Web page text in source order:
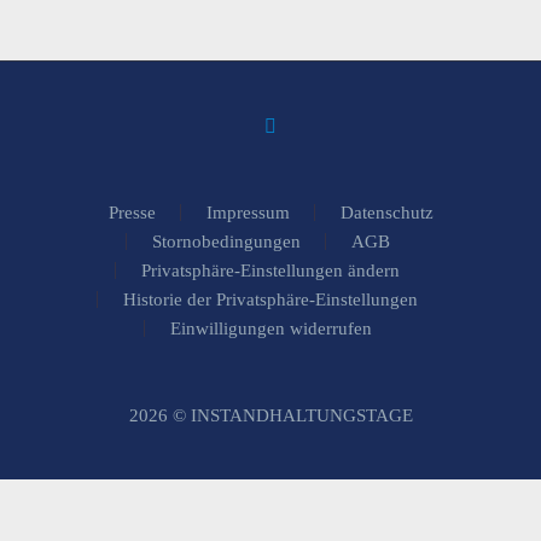
Presse Impressum
Datenschutz
Stornobedingungen
AGB
Privatsphäre-Einstellungen ändern
Historie der Privatsphäre-Einstellungen
Einwilligungen widerrufen
2026 © INSTANDHALTUNGSTAGE